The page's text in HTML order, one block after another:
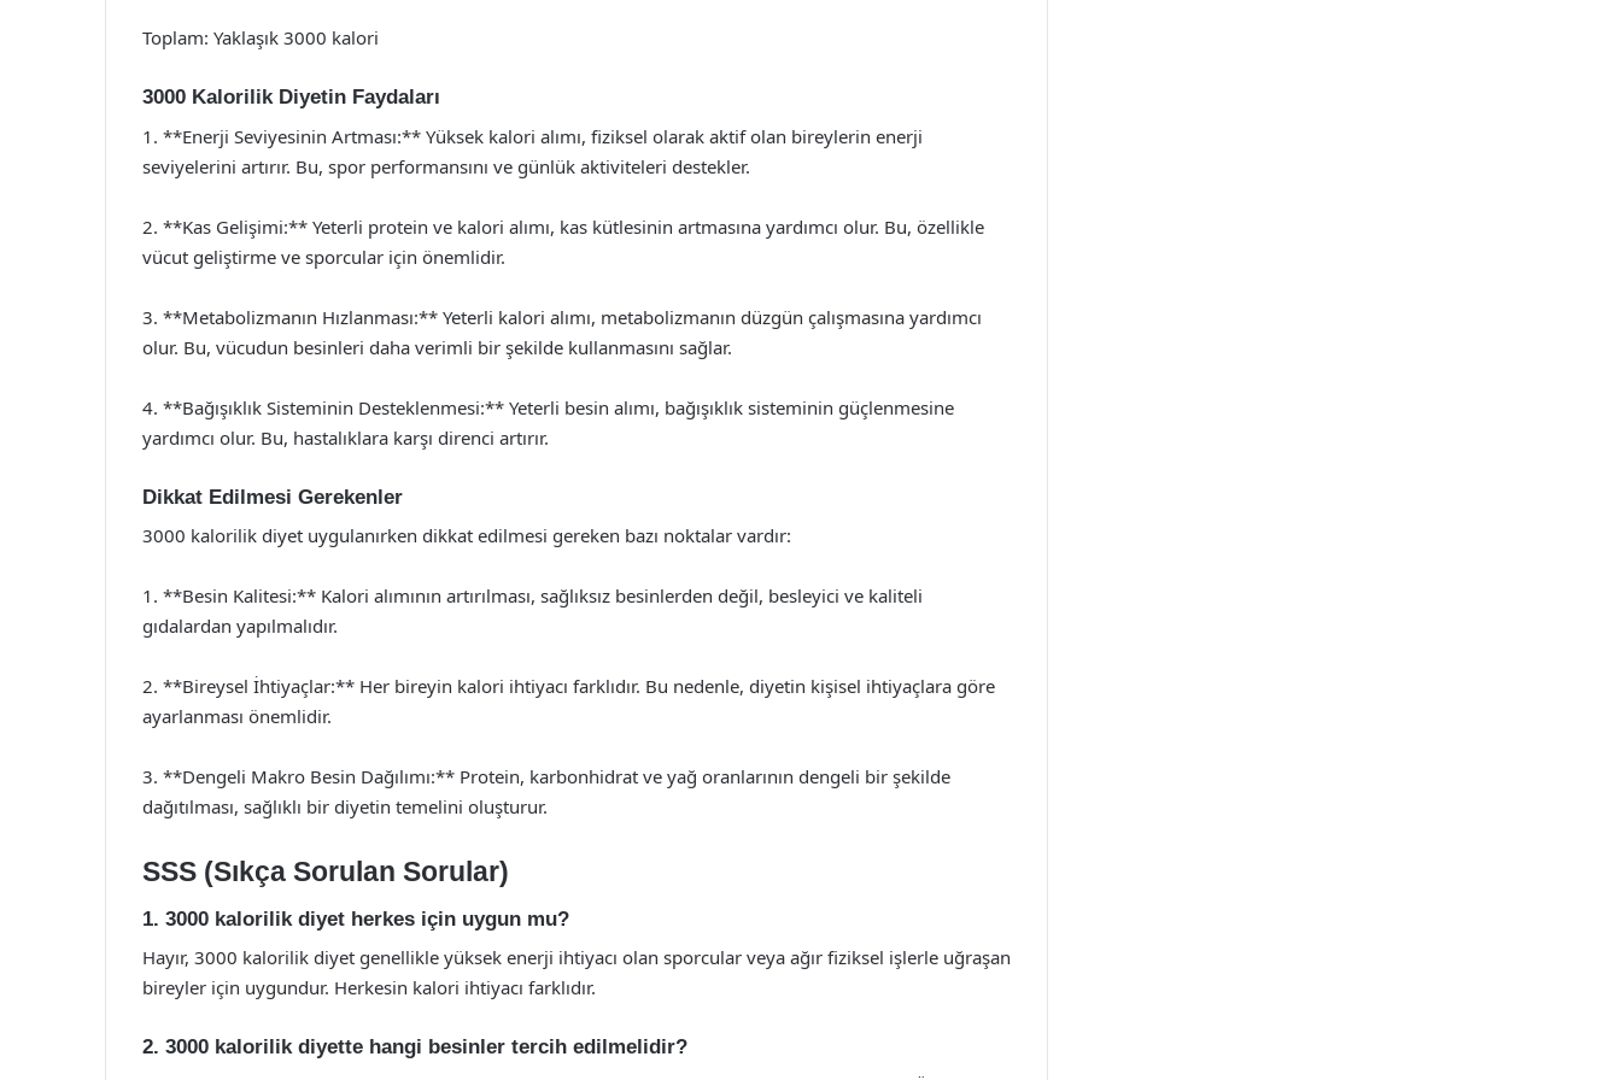
Toplam: Yaklaşık 3000 kalori
3000 Kalorilik Diyetin Faydaları
1. **Enerji Seviyesinin Artması:** Yüksek kalori alımı, fiziksel olarak aktif olan bireylerin enerji
seviyelerini artırır. Bu, spor performansını ve günlük aktiviteleri destekler.
2. **Kas Gelişimi:** Yeterli protein ve kalori alımı, kas kütlesinin artmasına yardımcı olur. Bu, özellikle
vücut geliştirme ve sporcular için önemlidir.
3. **Metabolizmanın Hızlanması:** Yeterli kalori alımı, metabolizmanın düzgün çalışmasına yardımcı
olur. Bu, vücudun besinleri daha verimli bir şekilde kullanmasını sağlar.
4. **Bağışıklık Sisteminin Desteklenmesi:** Yeterli besin alımı, bağışıklık sisteminin güçlenmesine
yardımcı olur. Bu, hastalıklara karşı direnci artırır.
Dikkat Edilmesi Gerekenler
3000 kalorilik diyet uygulanırken dikkat edilmesi gereken bazı noktalar vardır:
1. **Besin Kalitesi:** Kalori alımının artırılması, sağlıksız besinlerden değil, besleyici ve kaliteli
gıdalardan yapılmalıdır.
2. **Bireysel İhtiyaçlar:** Her bireyin kalori ihtiyacı farklıdır. Bu nedenle, diyetin kişisel ihtiyaçlara göre
ayarlanması önemlidir.
3. **Dengeli Makro Besin Dağılımı:** Protein, karbonhidrat ve yağ oranlarının dengeli bir şekilde
dağıtılması, sağlıklı bir diyetin temelini oluşturur.
SSS (Sıkça Sorulan Sorular)
1. 3000 kalorilik diyet herkes için uygun mu?
Hayır, 3000 kalorilik diyet genellikle yüksek enerji ihtiyacı olan sporcular veya ağır fiziksel işlerle uğraşan
bireyler için uygundur. Herkesin kalori ihtiyacı farklıdır.
2. 3000 kalorilik diyette hangi besinler tercih edilmelidir?